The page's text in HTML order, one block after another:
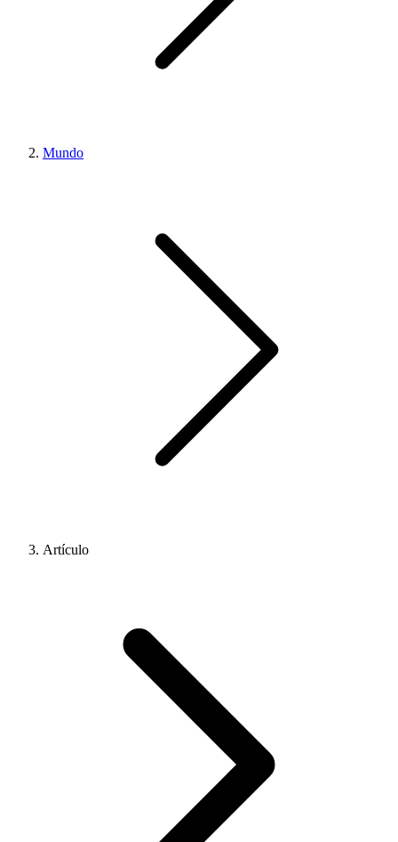
Mundo
Artículo